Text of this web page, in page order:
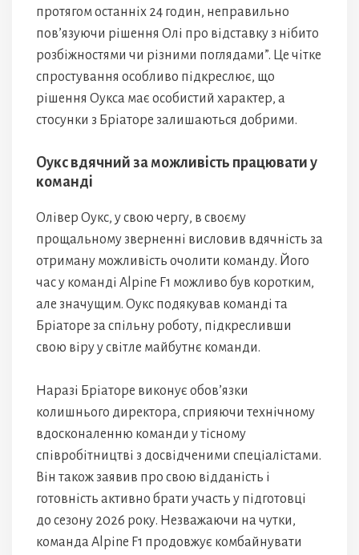
протягом останніх 24 годин, неправильно
пов’язуючи рішення Олі про відставку з нібито
розбіжностями чи різними поглядами”. Це чітке
спростування особливо підкреслює, що
рішення Оукса має особистий характер, а
стосунки з Бріаторе залишаються добрими.
Оукс вдячний за можливість працювати у
команді
Олівер Оукс, у свою чергу, в своєму
прощальному зверненні висловив вдячність за
отриману можливість очолити команду. Його
час у команді Alpine F1 можливо був коротким,
але значущим. Оукс подякував команді та
Бріаторе за спільну роботу, підкресливши
свою віру у світле майбутнє команди.
Наразі Бріаторе виконує обов’язки
колишнього директора, сприяючи технічному
вдосконаленню команди у тісному
співробітництві з досвідченими спеціалістами.
Він також заявив про свою відданість і
готовність активно брати участь у підготовці
до сезону 2026 року. Незважаючи на чутки,
команда Alpine F1 продовжує комбайнувати